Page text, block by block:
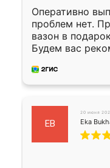
Оперативно
проблем нет.
вазон в
Будем вас
EB
20 июня
Eka